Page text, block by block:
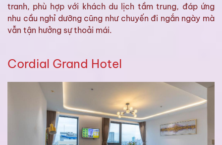
tranh, phù hợp với khách du lịch tầm trung, đáp ứng
nhu cầu nghỉ dưỡng cũng như chuyến đi ngắn ngày mà
vẫn tận hưởng sự thoải mái.
Cordial Grand Hotel